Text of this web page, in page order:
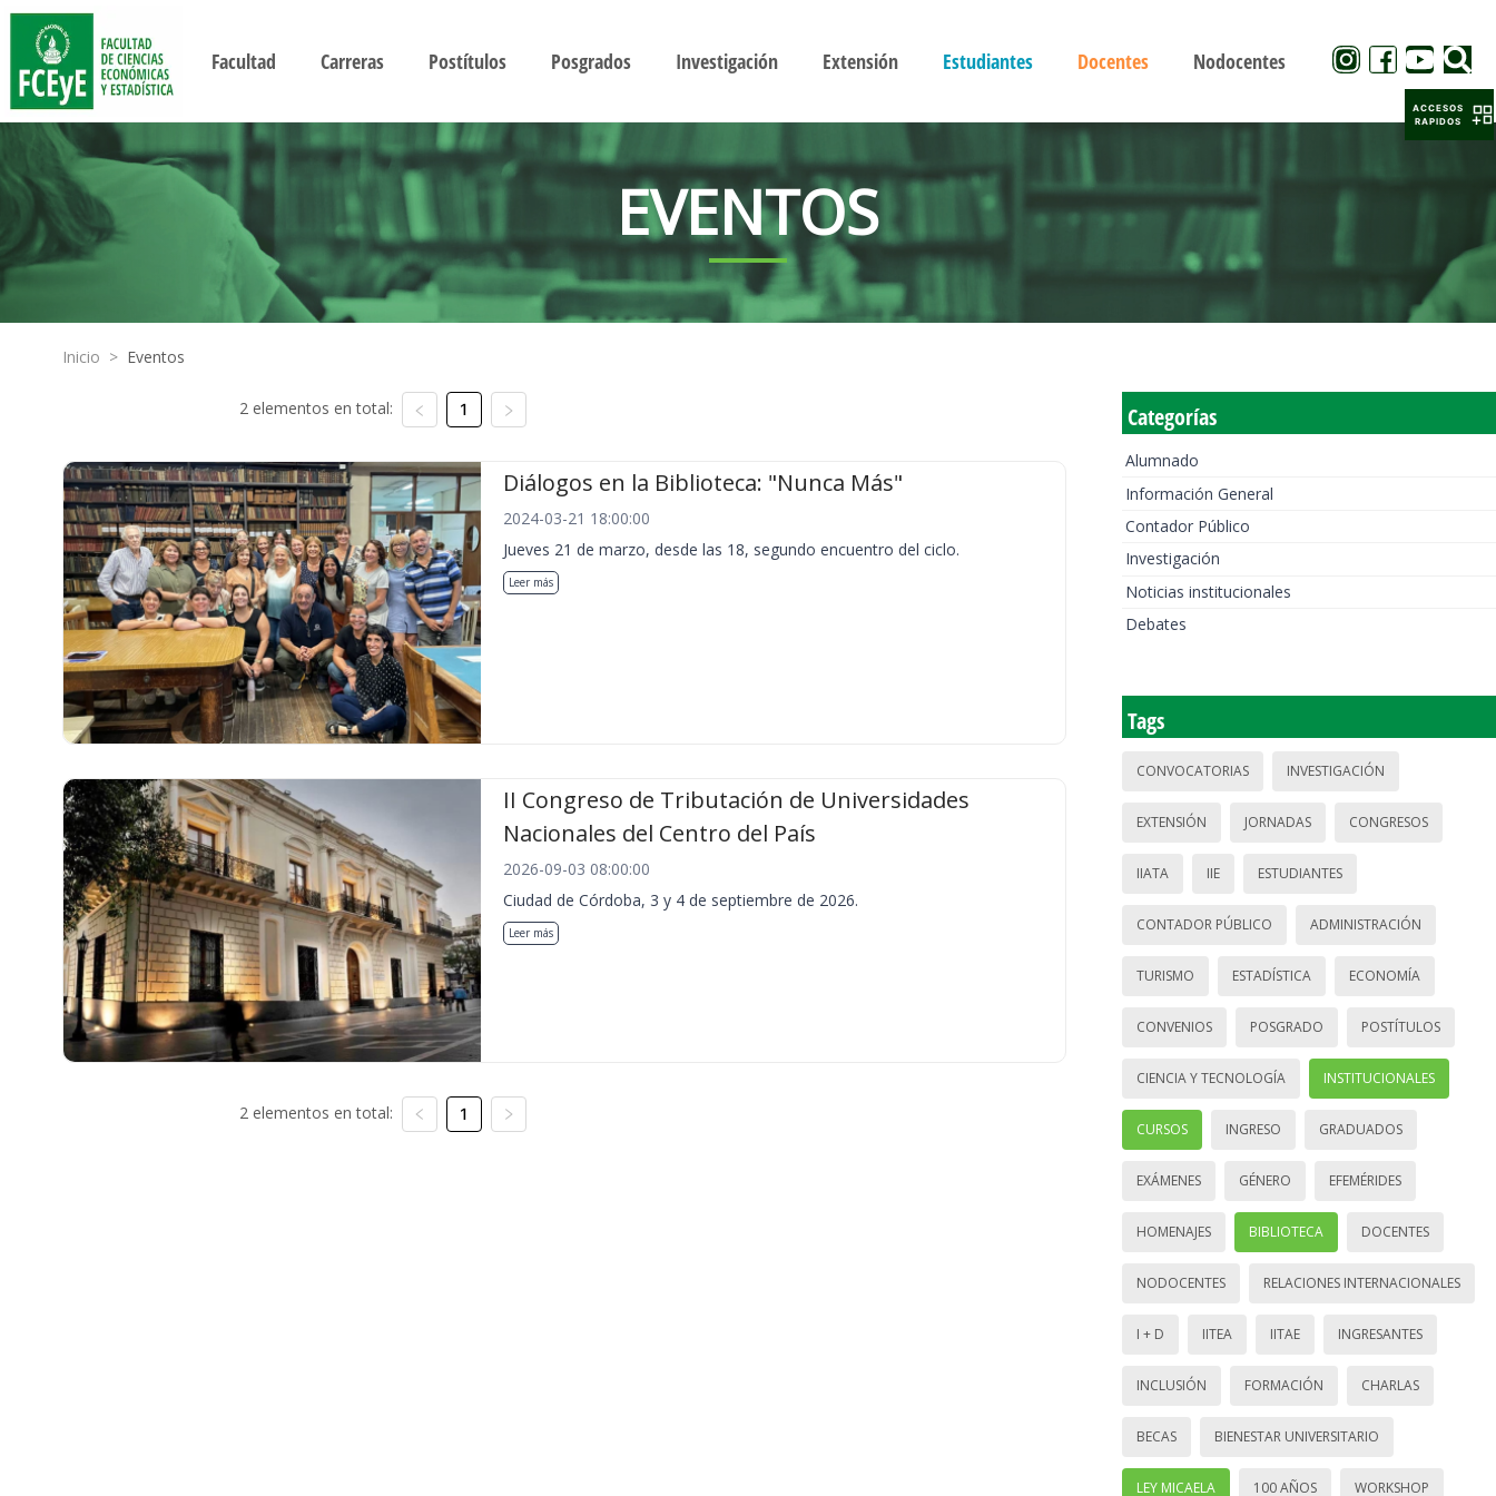
Facultad Carreras Postítulos Posgrados Investigación Extensión Estudiantes Docentes Nodocentes
EVENTOS
Inicio > Eventos
2 elementos en total: 1
Diálogos en la Biblioteca: "Nunca Más"
2024-03-21 18:00:00
Jueves 21 de marzo, desde las 18, segundo encuentro del ciclo.
Leer más
II Congreso de Tributación de Universidades
Nacionales del Centro del País
2026-09-03 08:00:00
Ciudad de Córdoba, 3 y 4 de septiembre de 2026.
Leer más
2 elementos en total: 1
Categorías
Alumnado
Información General
Contador Público
Investigación
Noticias institucionales
Debates
Tags
CONVOCATORIAS INVESTIGACIÓN
EXTENSIÓN JORNADAS CONGRESOS
IIATA IIE ESTUDIANTES
CONTADOR PÚBLICO ADMINISTRACIÓN
TURISMO ESTADÍSTICA ECONOMÍA
CONVENIOS POSGRADO POSTÍTULOS
CIENCIA Y TECNOLOGÍA INSTITUCIONALES
CURSOS INGRESO GRADUADOS
EXÁMENES GÉNERO EFEMÉRIDES
HOMENAJES BIBLIOTECA DOCENTES
NODOCENTES RELACIONES INTERNACIONALES
I + D IITEA IITAE INGRESANTES
INCLUSIÓN FORMACIÓN CHARLAS
BECAS BIENESTAR UNIVERSITARIO
LEY MICAELA 100 AÑOS WORKSHOP
ACCESOS
RAPIDOS